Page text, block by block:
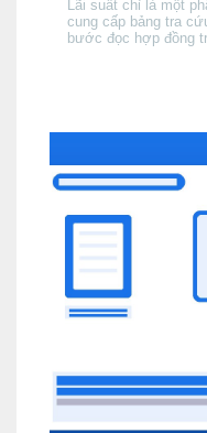
Lãi suất chỉ là một
cung cấp bảng tra
bước đọc hợp đồng